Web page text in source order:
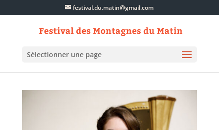
festival.du.matin@gmail.com
Sélectionner une page